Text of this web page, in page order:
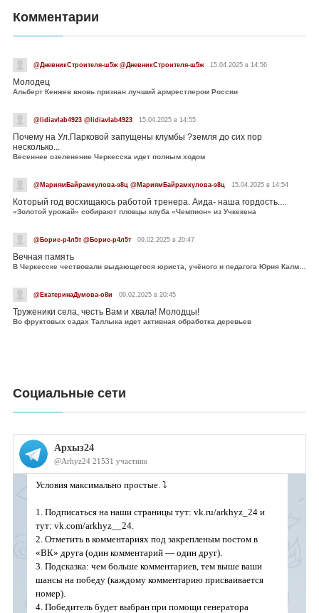
Комментарии
@ДневникСтроителя-ш5ж @ДневникСтроителя-ш5ж 15.04.2025 в 14:56
Молодец
Альберт Кенжев вновь признан лучший армрестлером России
@lidiavlab4923 @lidiavlab4923 15.04.2025 в 14:55
Почему на Ул.Парковой запущены клумбы ?земля до сих пор
несколько...
Весеннее озеленение Черкесска идет полным ходом
@МариямБайрамкулова-э8ц @МариямБайрамкулова-э8ц 15.04.2025 в 14:54
Который год восхищаюсь работой тренера. Аида- наша гордость....
«Золотой урожай» собирают пловцы клуба «Чемпион» из Учкекена
@Борис-р4л5т @Борис-р4л5т 09.02.2025 в 20:47
Вечная память
В Черкесске чествовали выдающегося юриста, учёного и педагога Юрия Калмыкова
@ЕкатеринаДумова-о8и 09.02.2025 в 20:45
Труженики села, честь Вам и хвала! Молодцы!
Во фруктовых садах Таллыка идет активная обработка деревьев
Социальные сети